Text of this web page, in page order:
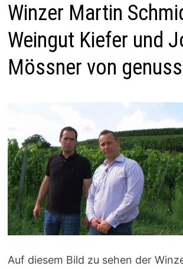
Winzer Martin
Weingut Kiefer und
Mössner von
Auf diesem Bild zu sehen der